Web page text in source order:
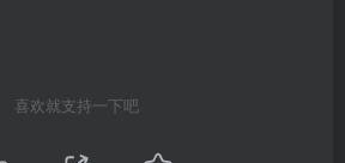
喜欢就支持一下吧